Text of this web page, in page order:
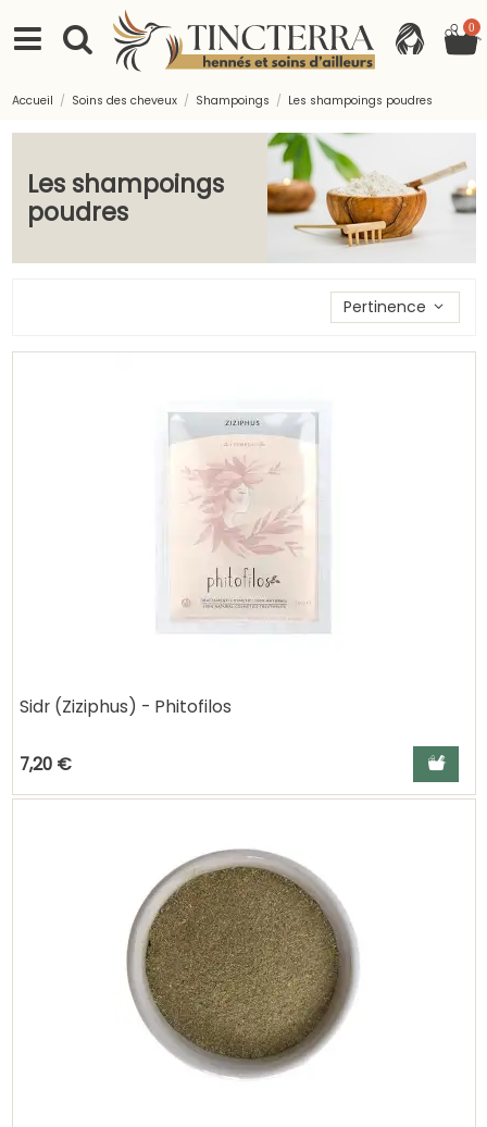
0
Accueil Soins des cheveux Shampoings Les shampoings poudres
Les shampoings
poudres
Trier les produits par
Pertinence
Sidr (Ziziphus) - Phitofilos
7,20 € Ajouter